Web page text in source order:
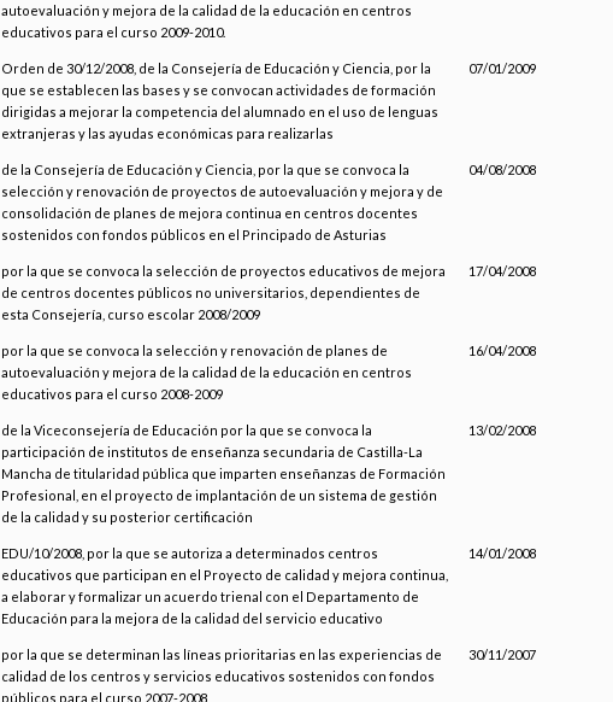
autoevaluación y mejora de la calidad de la educación en centros
educativos para el curso 2009-2010.
Orden de 30/12/2008, de la Consejería de Educación y Ciencia, por la
que se establecen las bases y se convocan actividades de formación
dirigidas a mejorar la competencia del alumnado en el uso de lenguas
extranjeras y las ayudas económicas para realizarlas
07/01/2009
de la Consejería de Educación y Ciencia, por la que se convoca la
selección y renovación de proyectos de autoevaluación y mejora y de
consolidación de planes de mejora continua en centros docentes
sostenidos con fondos públicos en el Principado de Asturias
04/08/2008
por la que se convoca la selección de proyectos educativos de mejora
de centros docentes públicos no universitarios, dependientes de
esta Consejería, curso escolar 2008/2009
17/04/2008
por la que se convoca la selección y renovación de planes de
autoevaluación y mejora de la calidad de la educación en centros
educativos para el curso 2008-2009
16/04/2008
de la Viceconsejería de Educación por la que se convoca la
participación de institutos de enseñanza secundaria de Castilla-La
Mancha de titularidad pública que imparten enseñanzas de Formación
Profesional, en el proyecto de implantación de un sistema de gestión
de la calidad y su posterior certificación
13/02/2008
EDU/10/2008, por la que se autoriza a determinados centros
educativos que participan en el Proyecto de calidad y mejora continua,
a elaborar y formalizar un acuerdo trienal con el Departamento de
Educación para la mejora de la calidad del servicio educativo
14/01/2008
por la que se determinan las líneas prioritarias en las experiencias de
calidad de los centros y servicios educativos sostenidos con fondos
públicos para el curso 2007-2008
30/11/2007